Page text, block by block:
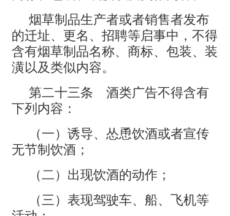
烟草制品生产者或者销售者发布
的迁址、更名、招聘等启事中，不得
含有烟草制品名称、商标、包装、装
潢以及类似内容。
第二十三条 酒类广告不得含有
下列内容：
（一）诱导、怂恿饮酒或者宣传
无节制饮酒；
（二）出现饮酒的动作；
（三）表现驾驶车、船、飞机等